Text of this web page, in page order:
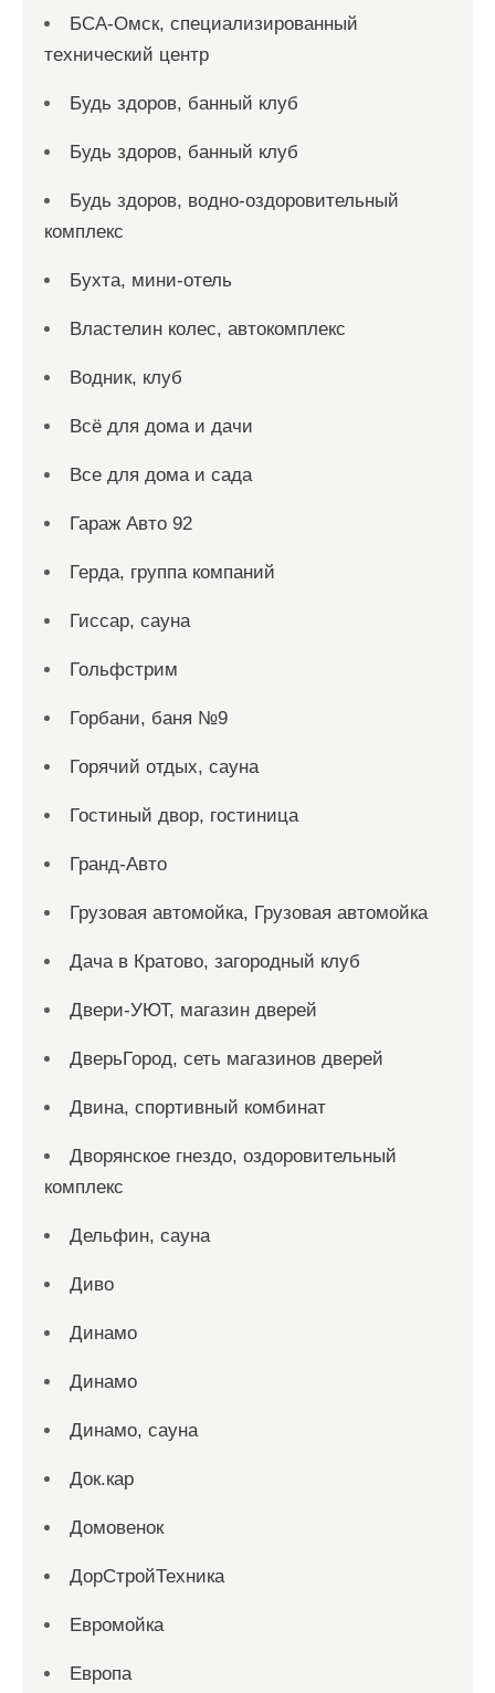
БСА-Омск, специализированный
технический центр
Будь здоров, банный клуб
Будь здоров, банный клуб
Будь здоров, водно-оздоровительный
комплекс
Бухта, мини-отель
Властелин колес, автокомплекс
Водник, клуб
Всё для дома и дачи
Все для дома и сада
Гараж Авто 92
Герда, группа компаний
Гиссар, сауна
Гольфстрим
Горбани, баня №9
Горячий отдых, сауна
Гостиный двор, гостиница
Гранд-Авто
Грузовая автомойка, Грузовая автомойка
Дача в Кратово, загородный клуб
Двери-УЮТ, магазин дверей
ДверьГород, сеть магазинов дверей
Двина, спортивный комбинат
Дворянское гнездо, оздоровительный
комплекс
Дельфин, сауна
Диво
Динамо
Динамо
Динамо, сауна
Док.кар
Домовенок
ДорСтройТехника
Евромойка
Европа